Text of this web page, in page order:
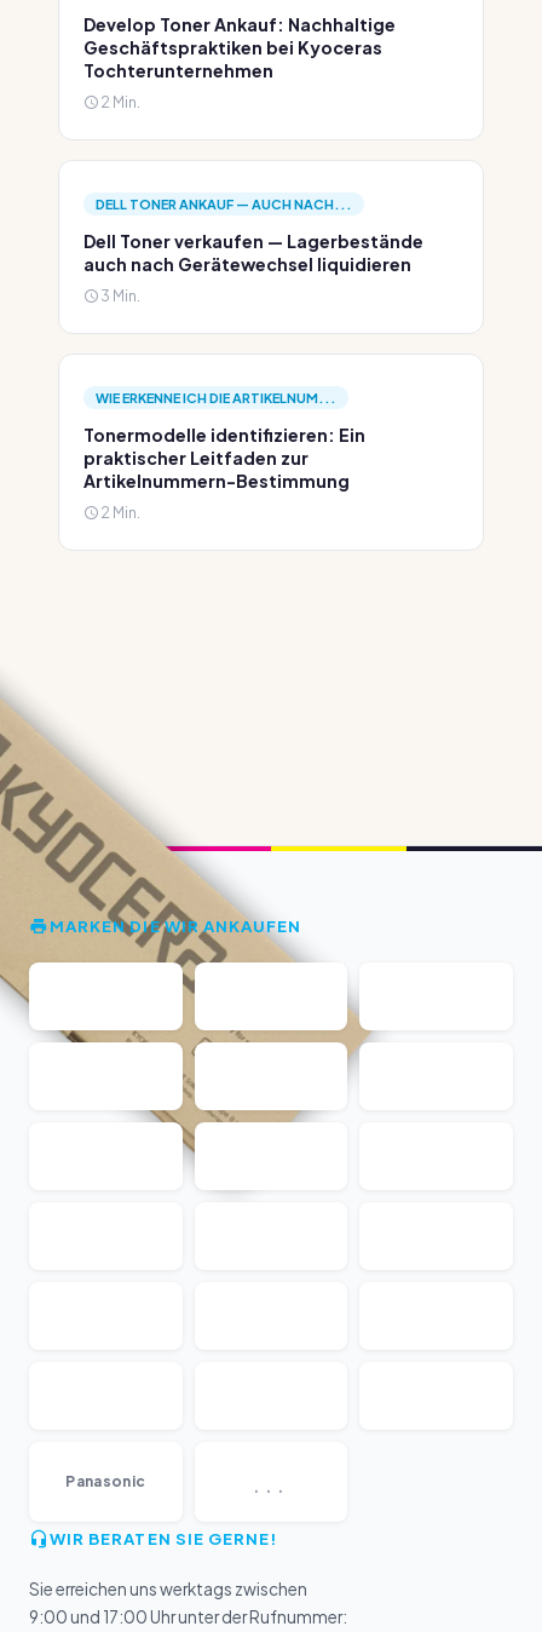
Develop Toner Ankauf: Nachhaltige
Geschäftspraktiken bei Kyoceras
Tochterunternehmen
2 Min.
DELL TONER ANKAUF — AUCH NACH...
Dell Toner verkaufen — Lagerbestände
auch nach Gerätewechsel liquidieren
3 Min.
WIE ERKENNE ICH DIE ARTIKELNUM...
Tonermodelle identifizieren: Ein
praktischer Leitfaden zur
Artikelnummern-Bestimmung
2 Min.
MARKEN DIE WIR ANKAUFEN
Panasonic
WIR BERATEN SIE GERNE!
Sie erreichen uns werktags zwischen
9:00 und 17:00 Uhr unter der Rufnummer: